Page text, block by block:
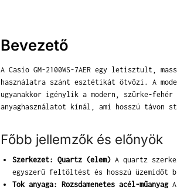
Bevezető
A Casio GM-2100WS-7AER egy letisztult,
használatra szánt esztétikát ötvözi. A
ugyanakkor igénylik a modern, szürke-
anyaghasználatot kínál, ami hosszú távon
Főbb jellemzők és előnyök
Szerkezet: Quartz (elem)A quartz
egyszerű feltöltést és hosszú üzemidőt
Tok anyaga: Rozsdamenetes acél-műanyagA